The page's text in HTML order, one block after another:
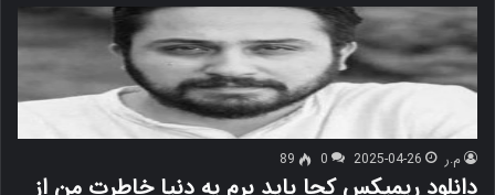
م.ر 2025-04-26
0
89
دانلود ریمیکس کجا باید برم یه دنیا خاطرت من از